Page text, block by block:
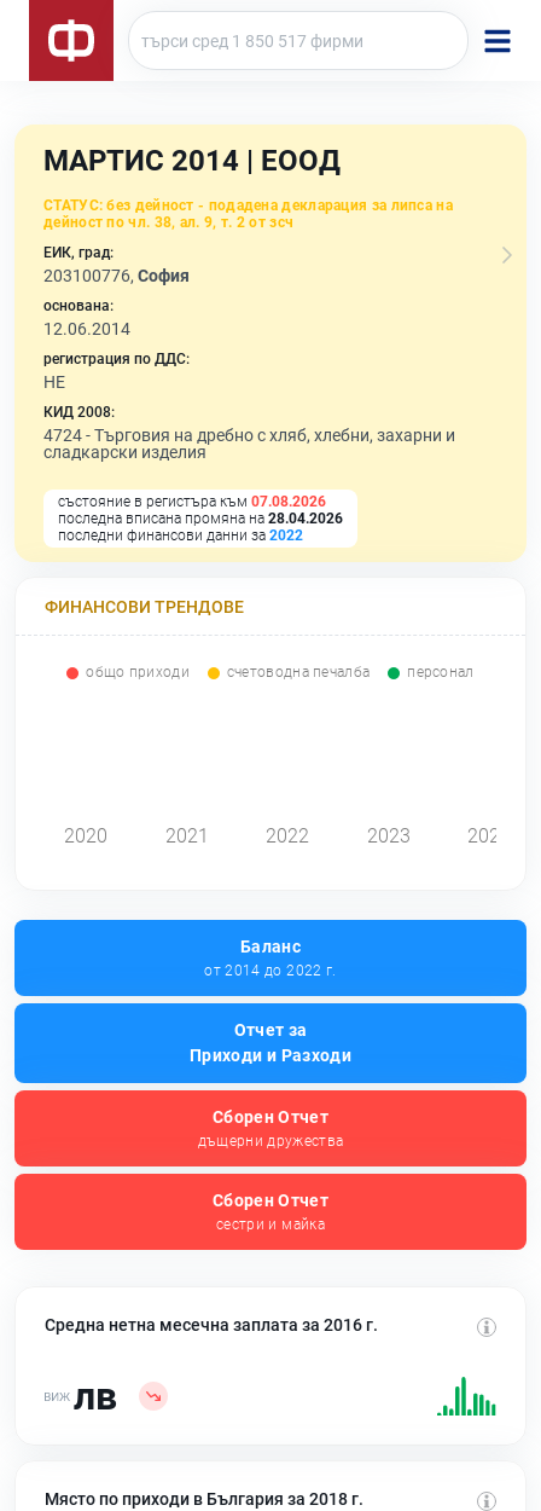
МАРТИС 2014 | ЕООД
СТАТУС: без дейност - подадена декларация за липса на
дейност по чл. 38, ал. 9, т. 2 от зсч
ЕИК, град:
203100776, София
основана:
12.06.2014
регистрация по ДДС:
НЕ
КИД 2008:
4724 -Търговия на дребно с хляб, хлебни, захарни и
сладкарски изделия
състояние в регистъра към 07.08.2026
последна вписана промяна на 28.04.2026
последни финансови данни за 2022
ФИНАНСОВИ ТРЕНДОВЕ
общо приходи счетоводна печалба персонал
2020 2021 2022 2023 2024
Баланс
от 2014 до 2022 г.
Отчет за
Приходи и Разходи
Сборен Отчет
дъщерни дружества
Сборен Отчет
сестри и майка
Средна нетна месечна заплата за 2016 г.
лв
Място по приходи в България за 2018 г.